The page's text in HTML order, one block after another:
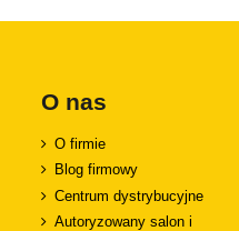
O nas
O firmie
Blog firmowy
Centrum dystrybucyjne
Autoryzowany salon i